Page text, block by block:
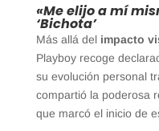
«Me elijo a mí
‘Bichota’
Más allá del impacto
Playboy recoge
su evolución personal
compartió la poderosa
que marcó el inicio de